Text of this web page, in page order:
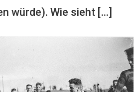
würde). Wie sieht […]